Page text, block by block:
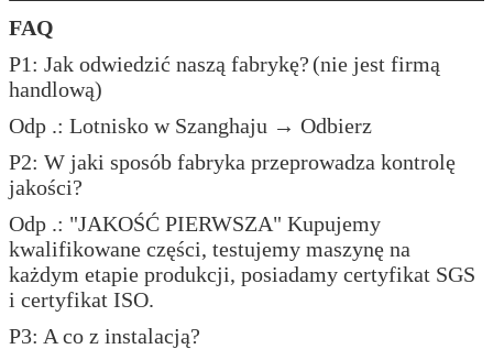
FAQ
P1: Jak odwiedzić naszą fabrykę? (nie jest firmą
handlową)
Odp .: Lotnisko w Szanghaju → Odbierz
P2: W jaki sposób fabryka przeprowadza kontrolę
jakości?
Odp .: "JAKOŚĆ PIERWSZA" Kupujemy
kwalifikowane części, testujemy maszynę na
każdym etapie produkcji, posiadamy certyfikat SGS
i certyfikat ISO.
P3: A co z instalacją?